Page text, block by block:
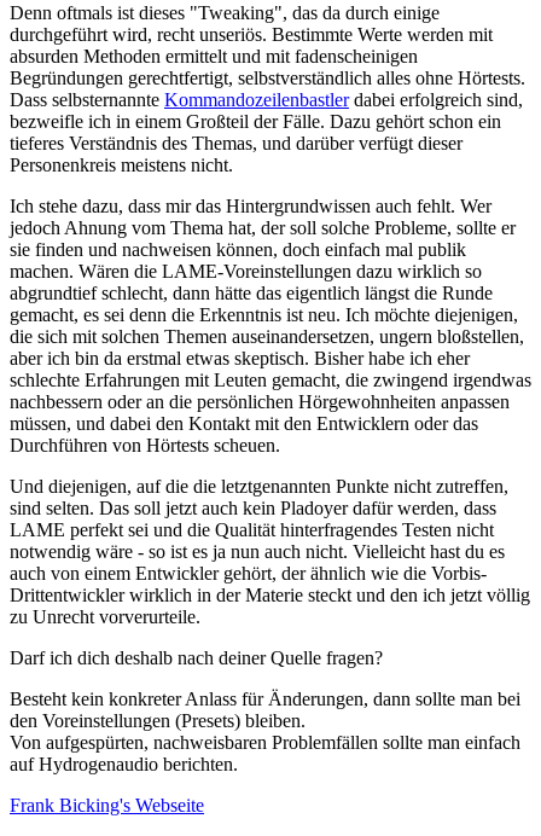
Denn oftmals ist dieses "Tweaking", das da durch einige
durchgeführt wird, recht unseriös. Bestimmte Werte werden mit
absurden Methoden ermittelt und mit fadenscheinigen
Begründungen gerechtfertigt, selbstverständlich alles ohne Hörtests.
Dass selbsternannte Kommandozeilenbastlerdabei erfolgreich sind,
bezweifle ich in einem Großteil der Fälle. Dazu gehört schon ein
tieferes Verständnis des Themas, und darüber verfügt dieser
Personenkreis meistens nicht.
Ich stehe dazu, dass mir das Hintergrundwissen auch fehlt. Wer
jedoch Ahnung vom Thema hat, der soll solche Probleme, sollte er
sie finden und nachweisen können, doch einfach mal publik
machen. Wären die LAME-Voreinstellungen dazu wirklich so
abgrundtief schlecht, dann hätte das eigentlich längst die Runde
gemacht, es sei denn die Erkenntnis ist neu. Ich möchte diejenigen,
die sich mit solchen Themen auseinandersetzen, ungern bloßstellen,
aber ich bin da erstmal etwas skeptisch. Bisher habe ich eher
schlechte Erfahrungen mit Leuten gemacht, die zwingend irgendwas
nachbessern oder an die persönlichen Hörgewohnheiten anpassen
müssen, und dabei den Kontakt mit den Entwicklern oder das
Durchführen von Hörtests scheuen.
Und diejenigen, auf die die letztgenannten Punkte nicht zutreffen,
sind selten. Das soll jetzt auch kein Pladoyer dafür werden, dass
LAME perfekt sei und die Qualität hinterfragendes Testen nicht
notwendig wäre - so ist es ja nun auch nicht. Vielleicht hast du es
auch von einem Entwickler gehört, der ähnlich wie die Vorbis-
Drittentwickler wirklich in der Materie steckt und den ich jetzt völlig
zu Unrecht vorverurteile.
Darf ich dich deshalb nach deiner Quelle fragen?
Besteht kein konkreter Anlass für Änderungen, dann sollte man bei
den Voreinstellungen (Presets) bleiben.
Von aufgespürten, nachweisbaren Problemfällen sollte man einfach
auf Hydrogenaudio berichten.
Frank Bicking's Webseite